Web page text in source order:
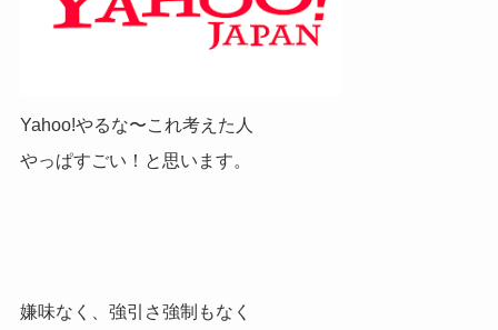
Yahoo!やるな〜これ考えた人
やっぱすごい！と思います。
嫌味なく、強引さ強制もなく